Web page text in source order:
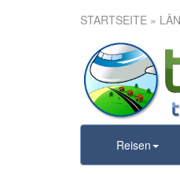
STARTSEITE »
Reisen